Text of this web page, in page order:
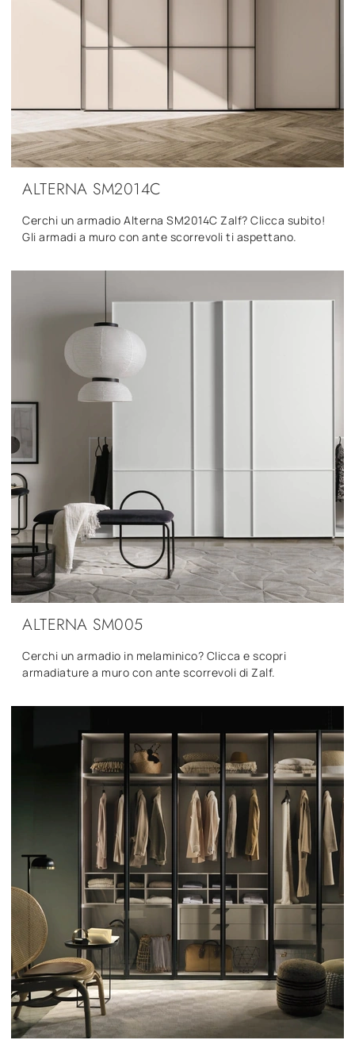
ALTERNA SM2014C
Cerchi un armadio Alterna SM2014C Zalf? Clicca subito!
Gli armadi a muro con ante scorrevoli ti aspettano.
ALTERNA SM005
Cerchi un armadio in melaminico? Clicca e scopri
armadiature a muro con ante scorrevoli di Zalf.